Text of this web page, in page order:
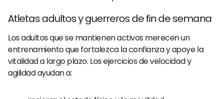
Atletas adultos y guerreros de fin de semana
Los adultos que se mantienen activos merecen un
entrenamiento que fortalezca la confianza y apoye la
vitalidad a largo plazo. Los ejercicios de velocidad y
agilidad ayudan a: